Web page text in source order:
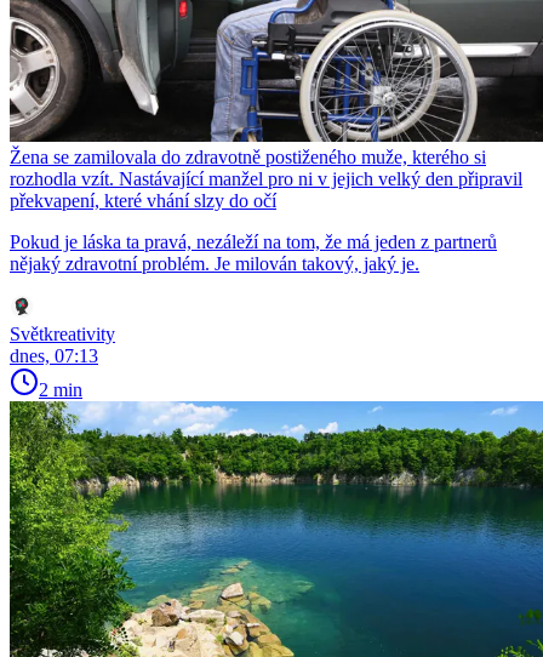
Žena se zamilovala do zdravotně postiženého muže, kterého si
rozhodla vzít. Nastávající manžel pro ni v jejich velký den připravil
překvapení, které vhání slzy do očí
Pokud je láska ta pravá, nezáleží na tom, že má jeden z partnerů
nějaký zdravotní problém. Je milován takový, jaký je.
Světkreativity
dnes, 07:13
2 min